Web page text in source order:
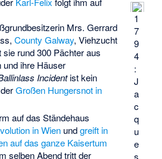
1
7
9
4
:
J
a
c
q
u
e
Mrs. Gerrard
County Galway, Viehzucht
rund 300 Pächter aus
ihre Häuser
Incidentist kein
Großen Hungersnot in
auf das Ständehaus
in Wienundgreift in
auf das ganze Kaisertum
selben Abend tritt der